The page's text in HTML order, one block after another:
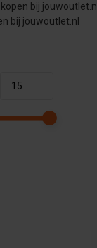
bij jouwoutlet.nl
bij jouwoutlet.nl